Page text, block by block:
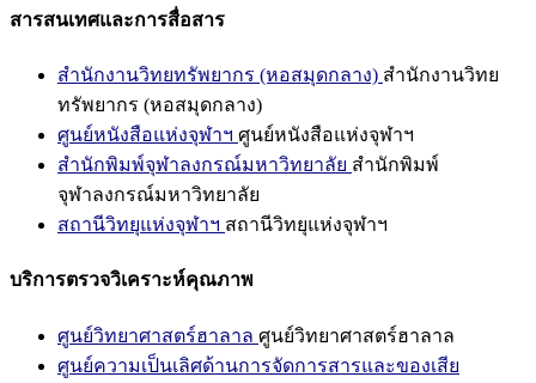
สารสนเทศและการสื่อสาร
สำนักงานวิทยทรัพยากร (หอสมุดกลาง) สำนักงานวิทย
ทรัพยากร (หอสมุดกลาง)
ศูนย์หนังสือแห่งจุฬาฯ ศูนย์หนังสือแห่งจุฬาฯ
สำนักพิมพ์จุฬาลงกรณ์มหาวิทยาลัย สำนักพิมพ์
จุฬาลงกรณ์มหาวิทยาลัย
สถานีวิทยุแห่งจุฬาฯ สถานีวิทยุแห่งจุฬาฯ
บริการตรวจวิเคราะห์คุณภาพ
ศูนย์วิทยาศาสตร์ฮาลาล ศูนย์วิทยาศาสตร์ฮาลาล
ศูนย์ความเป็นเลิศด้านการจัดการสารและของเสีย